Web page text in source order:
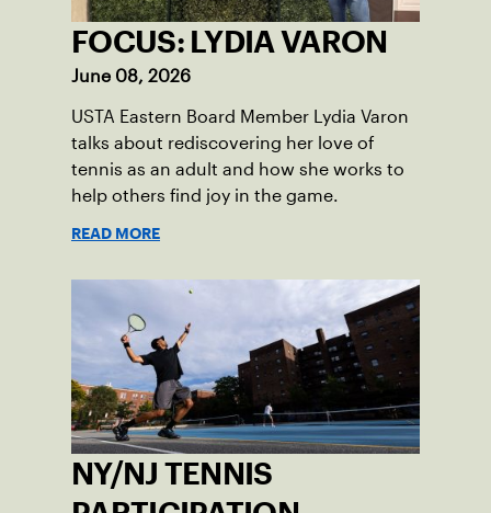
FOCUS: LYDIA VARON
June 08, 2026
USTA Eastern Board Member Lydia Varon
talks about rediscovering her love of
tennis as an adult and how she works to
help others find joy in the game.
READ MORE
NY/NJ TENNIS